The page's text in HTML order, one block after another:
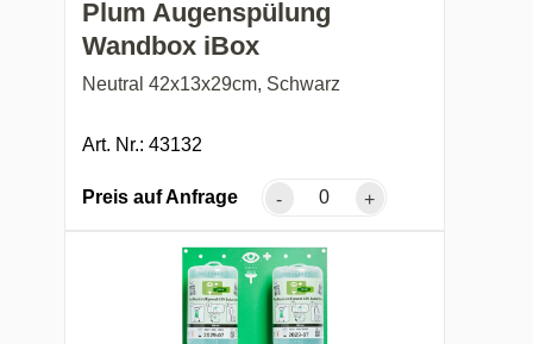
Plum Augenspülung
Wandbox iBox
Neutral 42x13x29cm, Schwarz
Art. Nr.: 43132
Preis auf Anfrage - +